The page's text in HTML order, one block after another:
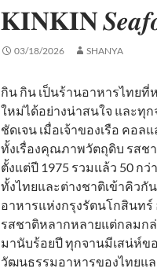
𝐊𝐈𝐍𝐊𝐈𝐍
03/18/2026 SHANYA
กิน กิน เป็นร้านอาหารไทยที่
ใหม่ได้อย่างน่าสนใจ และทุ
ชัดเจน เมื่อเจ้าของเรือ คอ
ทั้งเรื่องคุณภาพวัตถุดิบ รสช
ตั้งแต่ปี 1975 รวมแล้ว 50 ก
ทั้งไทยและต่างชาติเข้าคิว
อาหารแห่งกรุงรัตนโกสินท
รสชาติหลากหลายแต่กลมกล่
มานับร้อยปี ทุกจานมีเสน่ห์ข
วัฒนธรรมอาหารของไทยแล